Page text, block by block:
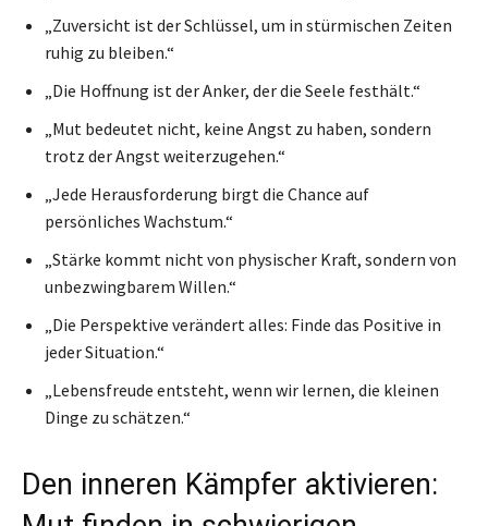
„Zuversicht ist der Schlüssel, um in stürmischen Zeiten
ruhig zu bleiben.“
„Die Hoffnung ist der Anker, der die Seele festhält.“
„Mut bedeutet nicht, keine Angst zu haben, sondern
trotz der Angst weiterzugehen.“
„Jede Herausforderung birgt die Chance auf
persönliches Wachstum.“
„Stärke kommt nicht von physischer Kraft, sondern von
unbezwingbarem Willen.“
„Die Perspektive verändert alles: Finde das Positive in
jeder Situation.“
„Lebensfreude entsteht, wenn wir lernen, die kleinen
Dinge zu schätzen.“
Den inneren Kämpfer aktivieren: